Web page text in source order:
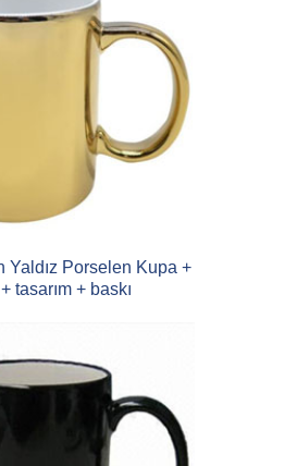
Yaldız Porselen Kupa +
tasarım + baskı